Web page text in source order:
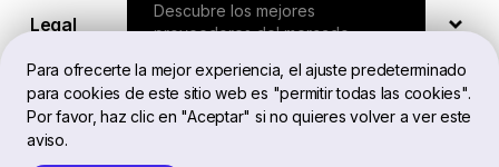
Para ofrecerte la mejor experiencia, el ajuste predeterminado
para cookies de este sitio web es "permitir todas las cookies".
Por favor, haz clic en "Aceptar" si no quieres volver a ver este
aviso.
Descubre los mejores
proveedores del mercado.
Buscador
Legal
ES